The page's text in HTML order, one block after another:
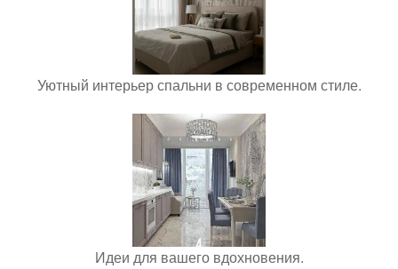
Уютный интерьер спальни в современном стиле.
Идеи для вашего вдохновения.